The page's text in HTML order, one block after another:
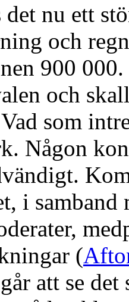
nu ett
och
900
och
som
Någon
i
(
att se det